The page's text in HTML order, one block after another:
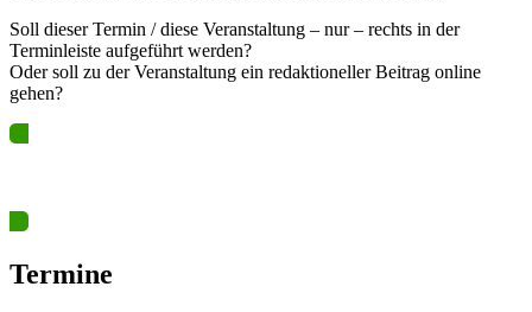
Soll dieser Termin / diese Veranstaltung – nur – rechts in der
Terminleiste aufgeführt werden?
Oder soll zu der Veranstaltung ein redaktioneller Beitrag online
gehen?
Termine